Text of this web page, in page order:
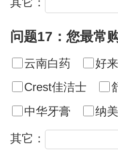
问题17：您最常
云南白药 好
Crest佳洁士
中华牙膏
纳
其它：